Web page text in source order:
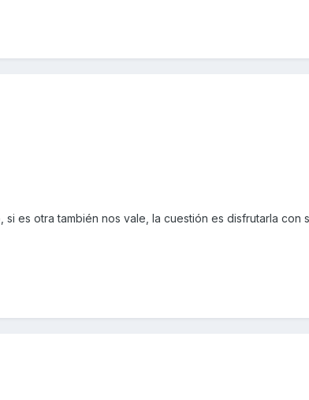
es otra también nos vale, la cuestión es disfrutarla con